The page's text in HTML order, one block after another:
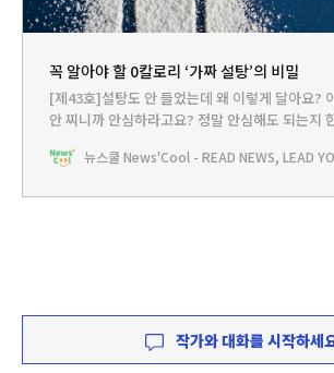
꼭 알아야 할 0칼로리 ‘가짜 설탕’의 비밀
[제43호]설탕도 안 들었는데 왜 이렇게 달아요?
안 찌니까 안심하라고요? 정말 안심해도 되는지
뉴스쿨 News'Cool - READ NEWS, LEAD
작가와 대화를 시작하세